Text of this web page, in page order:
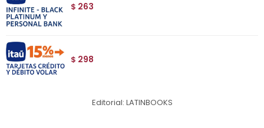
$ 263
$ 298
Editorial: LATINBOOKS